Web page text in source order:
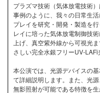
プラズマ技術（気体放電技術
事例のように、我々の日常生
プレイを研究・開発・製造を
レイに培った気体放電制御技
上げ、真空紫外線から可視光
さしい完全水銀フリーUV-LAFi
本公演では、光源デバイスの
て詳細説明します。また、光
無影照射が可能である特徴を